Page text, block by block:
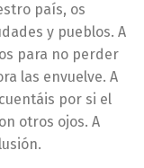
país, os
y pueblos. A
para no perder
las envuelve. A
por si el
otros ojos. A